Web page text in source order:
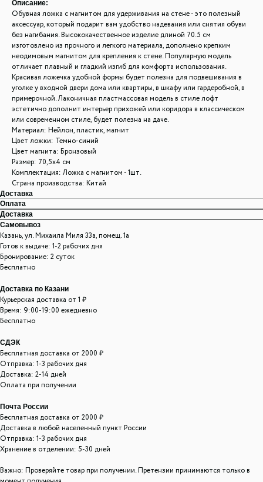
Описание:
Обувная ложка с магнитом для удерживания на стене - это полезный
аксессуар, который подарит вам удобство надевания или снятия обуви
без нагибания. Высококачественное изделие длиной 70.5 см
изготовлено из прочного и легкого материала, дополнено крепким
неодимовым магнитом для крепления к стене. Популярную модель
отличает плавный и гладкий изгиб для комфорта использования.
Красивая ложечка удобной формы будет полезна для подвешивания в
уголке у входной двери дома или квартиры, в шкафу или гардеробной, в
примерочной. Лаконичная пластмассовая модель в стиле лофт
эстетично дополнит интерьер прихожей или коридора в классическом
или современном стиле, будет полезна на даче.
Материал: Нейлон, пластик, магнит
Цвет ложки: Темно-синий
Цвет магнита: Бронзовый
Размер: 70,5x4 см
Комплектация: Ложка с магнитом - 1шт.
Страна производства: Китай
Доставка
Оплата
Доставка
Самовывоз
Казань, ул. Михаила Миля 33а, помещ. 1а
Готов к выдаче: 1-2 рабочих дня
Бронирование: 2 суток
Бесплатно
Доставка по Казани
Курьерская доставка от 1 ₽
Время: 9:00-19:00 ежедневно
Бесплатно
СДЭК
Бесплатная доставка от 2000 ₽
Отправка: 1-3 рабочих дня
Доставка: 2-14 дней
Оплата при получении
Почта России
Бесплатная доставка от 2000 ₽
Доставка в любой населенный пункт России
Отправка: 1-3 рабочих дня
Хранение в отделении: 5-30 дней
Важно: Проверяйте товар при получении. Претензии принимаются только в